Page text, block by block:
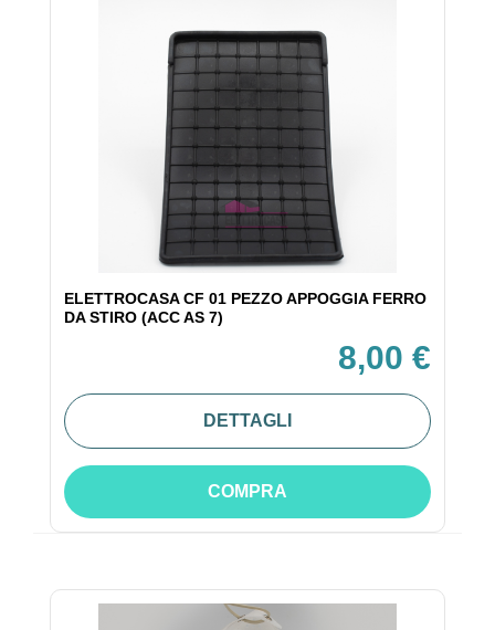
ELETTROCASA CF 01 PEZZO APPOGGIA FERRO
DA STIRO (ACC AS 7)
8,00 €
DETTAGLI
COMPRA